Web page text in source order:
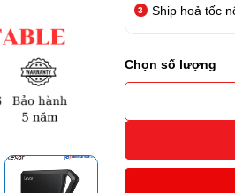
Ship hoả tốc
Chọn số lượng